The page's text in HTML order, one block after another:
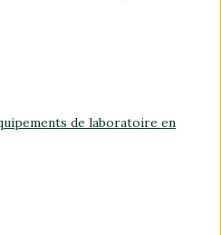
de laboratoire en